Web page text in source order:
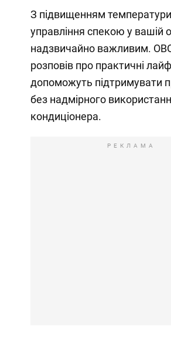
З підвищенням температури
управління спекою у вашій
надзвичайно важливим.
розповів про практичні
допоможуть підтримувати
без надмірного
кондиціонера.
РЕКЛАМА